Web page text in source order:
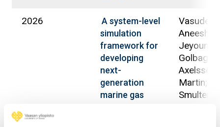
2026
A system-level
simulation
framework for
developing
next-
generation
marine gas
Vasudev,
Aneesh;
Jeyoung;
Golbaghi,
Axelsson,
Martin;
Smulter,